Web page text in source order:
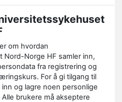
om hvordan
Nord-Norge HF samler inn,
fra registrering og
For å gi tilgang til
og lagre noen personlige
brukere må akseptere